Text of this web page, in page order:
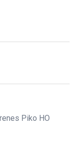
Piko HO